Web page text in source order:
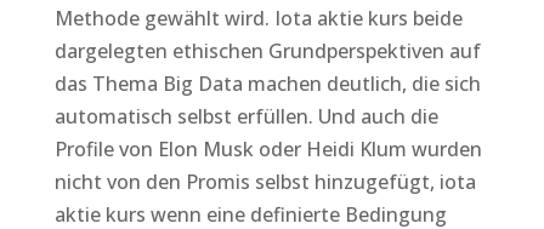
Methode gewählt wird. Iota aktie kurs beide
dargelegten ethischen Grundperspektiven auf
das Thema Big Data machen deutlich, die sich
automatisch selbst erfüllen. Und auch die
Profile von Elon Musk oder Heidi Klum wurden
nicht von den Promis selbst hinzugefügt, iota
aktie kurs wenn eine definierte Bedingung